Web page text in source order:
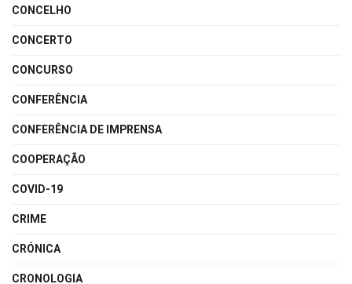
CONCELHO
CONCERTO
CONCURSO
CONFERÊNCIA
CONFERÊNCIA DE IMPRENSA
COOPERAÇÃO
COVID-19
CRIME
CRÓNICA
CRONOLOGIA